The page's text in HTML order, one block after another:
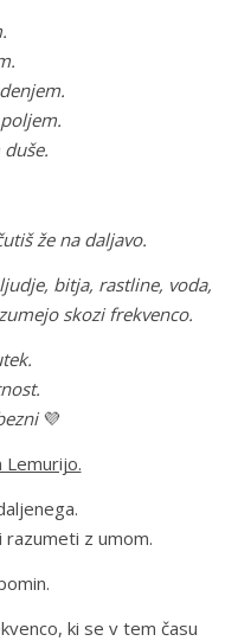
že na daljavo.
bitja, rastline, voda,
skozi frekvenco.
💜
Lemurijo.
razumeti z umom.
ki se v tem času